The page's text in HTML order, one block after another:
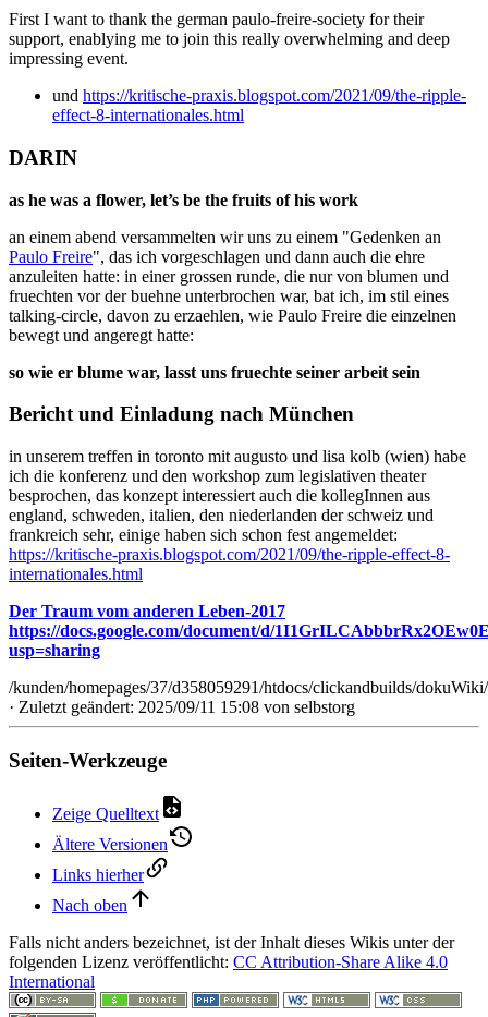
First I want to thank the german paulo-freire-society for their
support, enablying me to join this really overwhelming and deep
impressing event.
und https://kritische-praxis.blogspot.com/2021/09/the-ripple-
effect-8-internationales.html
DARIN
as he was a flower, let’s be the fruits of his work
an einem abend versammelten wir uns zu einem "Gedenken an
Paulo Freire", das ich vorgeschlagen und dann auch die ehre
anzuleiten hatte: in einer grossen runde, die nur von blumen und
fruechten vor der buehne unterbrochen war, bat ich, im stil eines
talking-circle, davon zu erzaehlen, wie Paulo Freire die einzelnen
bewegt und angeregt hatte:
so wie er blume war, lasst uns fruechte seiner arbeit sein
Bericht und Einladung nach München
in unserem treffen in toronto mit augusto und lisa kolb (wien) habe
ich die konferenz und den workshop zum legislativen theater
besprochen, das konzept interessiert auch die kollegInnen aus
england, schweden, italien, den niederlanden der schweiz und
frankreich sehr, einige haben sich schon fest angemeldet:
https://kritische-praxis.blogspot.com/2021/09/the-ripple-effect-8-
internationales.html
Der Traum vom anderen Leben-2017
https://docs.google.com/document/d/
usp=sharing
/kunden/homepages/37/d358059291/htdocs/clickandbuilds/
· Zuletzt geändert: 2025/09/11 15:08 von selbstorg
Seiten-Werkzeuge
Zeige Quelltext
Ältere Versionen
Links hierher
Nach oben
Falls nicht anders bezeichnet, ist der Inhalt dieses Wikis unter der
folgenden Lizenz veröffentlicht: CC Attribution-Share Alike 4.0
International